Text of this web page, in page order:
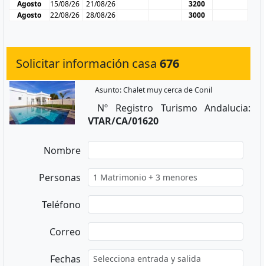
Agosto
15/08/26 21/08/26
3200
Agosto
22/08/26 28/08/26 3000
Solicitar información casa 676
Asunto: Chalet muy cerca de Conil
Nº Registro Turismo Andalucia:
VTAR/CA/01620
Nombre
Personas
Teléfono
Correo
Fechas